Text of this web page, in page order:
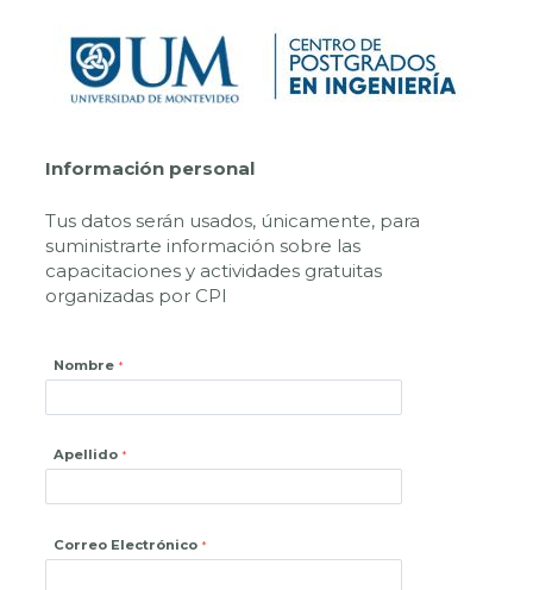
Información personal
Tus datos serán usados, únicamente, para
suministrarte información sobre las
capacitaciones y actividades gratuitas
organizadas por CPI
Nombre
Apellido
Correo Electrónico